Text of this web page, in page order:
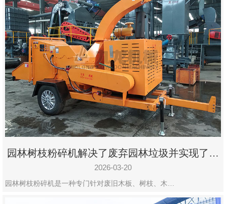
园林树枝粉碎机解决了废弃园林垃圾并实现了再
利用
2026-03-20
园林树枝粉碎机是一种专门针对废旧木板、树枝、木…